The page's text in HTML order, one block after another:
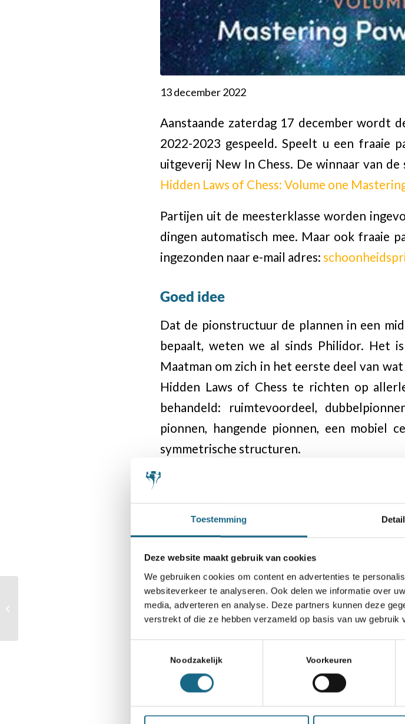
Toestemming
Deze website maakt gebruik van cookies
We gebruiken cookies om content en advertenties te
websiteverkeer te analyseren. Ook delen we informatie over
media, adverteren en analyse. Deze partners kunnen deze
verstrekt of die ze hebben verzameld op basis van uw gebruik
Noodzakelijk Voorkeuren
13 december 2022
Aanstaande zaterdag 17 december wordt
2022-2023 gespeeld. Speelt u een fraaie
uitgeverij New In Chess. De winnaar van
Hidden Laws of Chess: Volume one
Partijen uit de meesterklasse worden
dingen automatisch mee. Maar ook fraaie
ingezonden naar e-mail adres:
Goed idee
Dat de pionstructuur de plannen in een
bepaalt, weten we al sinds Philidor. Het
Maatman om zich in het eerste deel van
Hidden Laws of Chess te richten op
behandeld: ruimtevoordeel,
pionnen, hangende pionnen, een mobiel
symmetrische structuren.
De opbouw van ieder hoofdstuk is
vervolgens een inleiding (waarin de
schaken beperkt!) gevolgd door
bekende grootmeesterpartijen zijn, maar
engine-partij op akelig hoog niveau
wordt afgesloten met een paar algemene
een sympathiek voorwoord van Jorden van
Categorie